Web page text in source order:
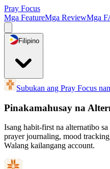
Pray Focus
Mga FeatureMga ReviewMga
Filipino
Subukan ang Pray Focus
Pinakamahusay na
Isang habit-first na alternatibo
prayer journaling, mood
Walang kailangang account.